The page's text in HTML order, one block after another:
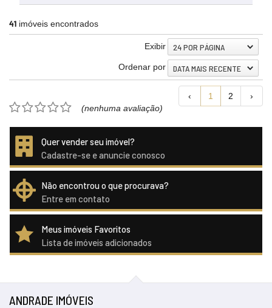
41 imóveis encontrados
Exibir 24 POR PÁGINA
Ordenar por DATA MAIS RECENTE
‹ 1 2
›
(nenhuma avaliação)
Quer vender seu imóvel?
Cadastre-se e anuncie conosco
Não encontrou o que procurava?
Entre em contato
Meus imóveis Favoritos
Lista de imóveis adicionados
ANDRADE IMÓVEIS